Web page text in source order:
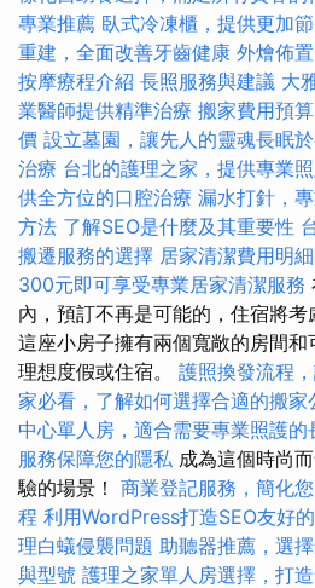
專業推薦 臥式冷凍櫃，提供更加
重建，全面改善牙齒健康 外燴佈
按摩療程介紹 長照服務與建議 大
業醫師提供精準治療 搬家費用預
價 設立墓園，讓先人的靈魂長眠
治療 台北的護理之家，提供專業
供全方位的口腔治療 漏水打針，
方法 了解SEO是什麼及其重要性
搬遷服務的選擇 居家清潔費用明
300元即可享受專業居家清潔服務
內，預訂不再是可能的，住宿將考
這座小房子擁有兩個寬敞的房間
理想度假或住宿。 護照換發流程
家必看，了解如何選擇合適的搬家
中心單人房，適合需要專業照護的
服務保障您的隱私 成為這個時尚
驗的場景！ 商業登記服務，簡化
程 利用WordPress打造SEO友好
理白蟻侵襲問題 助聽器推薦，選
與型號 護理之家單人房選擇，打